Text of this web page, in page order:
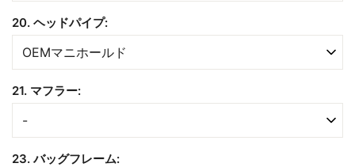
20. ヘッドパイプ:
21. マフラー:
23. バッグフレーム: